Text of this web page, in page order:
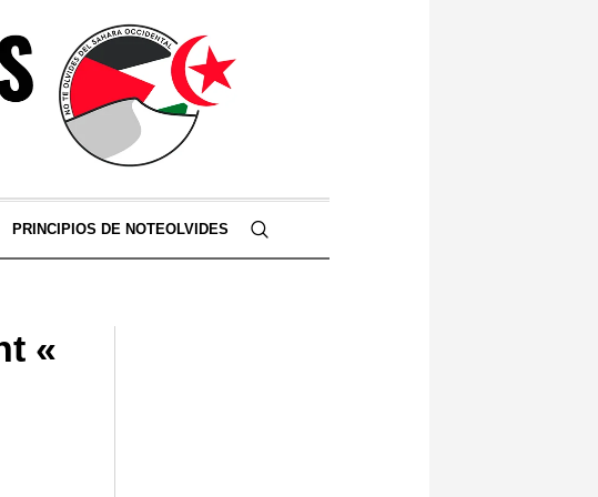
PRINCIPIOS DE NOTEOLVIDES
«